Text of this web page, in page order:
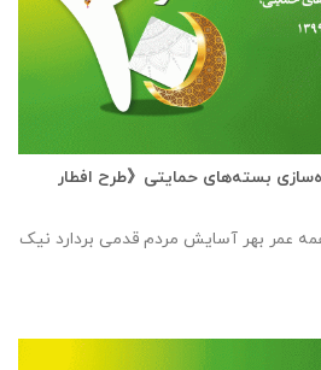
بسته‌های حمایتی《طرح افطار
عمر بهر آسایش مردم قدمی بردارد نیک